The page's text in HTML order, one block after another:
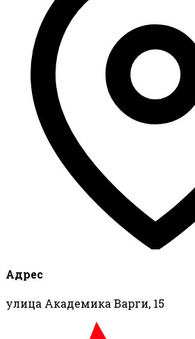
Адрес
улица Академика Варги, 15